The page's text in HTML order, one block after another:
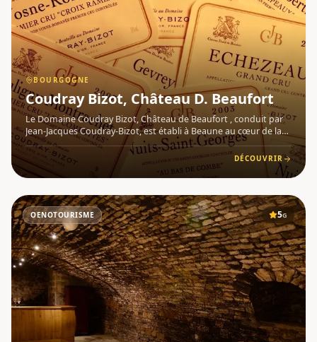
BOURGOGNE
Coudray Bizot, Château D. Beaufort
Le Domaine Coudray Bizot, Château de Beaufort , conduit par
Jean-Jacques Coudray-Bizot, est établi à Beaune au cœur de la
Bourgogne . Fidèle à la philosophie de son grand-père le
Docteur Bizot, Jean-Jacques Coudray-Bizot perpétue la traditi
DÉCOUVRIR
OENOTOURISME 5G